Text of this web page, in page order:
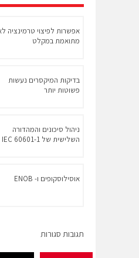
אפשרות לפיצוי טרמינציה
מתואמת במקלט
בדיקות המיקסרים נעשות
פשוטות יותר
ניהול סיכונים והמהדורה
השלישית של IEC 60601-1
אוסילוסקופים ו- ENOB
תגובות סגורות